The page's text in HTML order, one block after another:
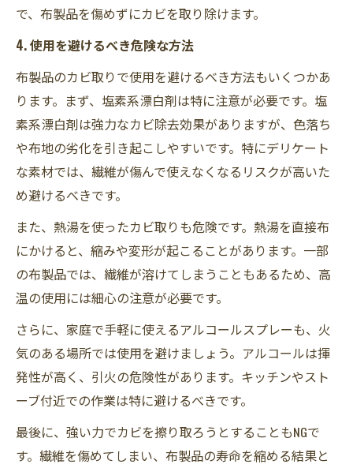
で、布製品を傷めずにカビを取り除けます。
4. 使用を避けるべき危険な方法
布製品のカビ取りで使用を避けるべき方法もいくつかあ
ります。まず、塩素系漂白剤は特に注意が必要です。塩
素系漂白剤は強力なカビ除去効果がありますが、色落ち
や布地の劣化を引き起こしやすいです。特にデリケート
な素材では、繊維が傷んで使えなくなるリスクが高いた
め避けるべきです。
また、熱湯を使ったカビ取りも危険です。熱湯を直接布
にかけると、縮みや変形が起こることがあります。一部
の布製品では、繊維が溶けてしまうこともあるため、高
温の使用には細心の注意が必要です。
さらに、家庭で手軽に使えるアルコールスプレーも、火
気のある場所では使用を避けましょう。アルコールは揮
発性が高く、引火の危険性があります。キッチンやスト
ーブ付近での作業は特に避けるべきです。
最後に、強い力でカビを擦り取ろうとすることもNGで
す。繊維を傷めてしまい、布製品の寿命を縮める結果と